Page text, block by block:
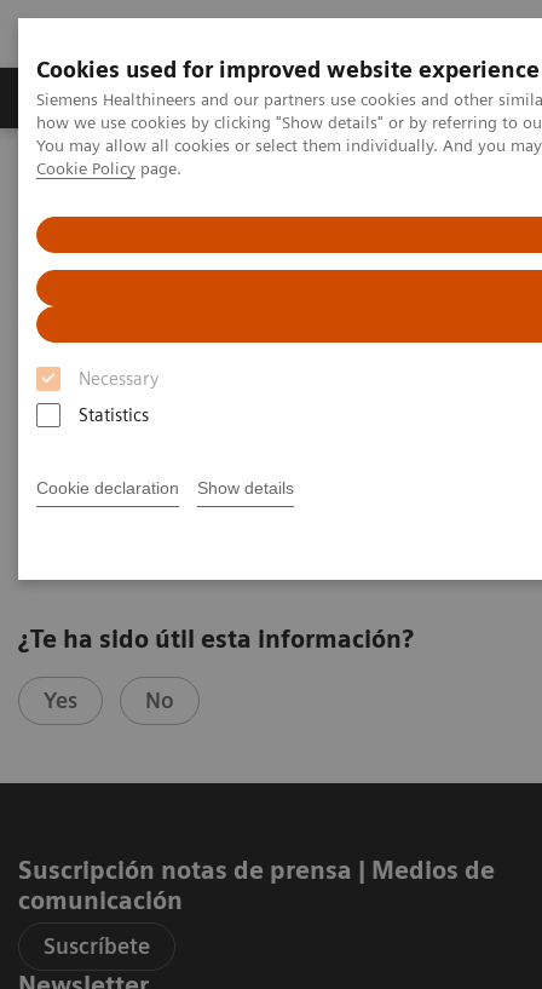
Cookies used for improved website experience
Siemens Healthineers and our partners use cookies and other
how we use cookies by clicking "Show details" or by referring to
You may allow all cookies or select them individually. And you
Cookie Policy page.
Necessary
Statistics
Cookie declaration Show details
Productos y servicios Especialidades clínicas
Home
Diagnóstico médico por imagen
Clinical Workflows
Real3D1ankle weight-bearing
Real3D ankle weight-bearing
2020-10-15
Real3D ankle weight-bearing
¿Te ha sido útil esta información?
Yes No
Suscripción notas de prensa ​| Medios de
comunicación
Suscríbete